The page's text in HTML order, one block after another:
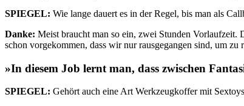
SPIEGEL: Wie lange dauert es in der Regel, bis man als
Danke: Meist braucht man so ein, zwei Stunden Vorlaufzeit.
schon vorgekommen, dass wir nur rausgegangen sind, um zu
»In diesem Job lernt man, dass zwischen
SPIEGEL: Gehört auch eine Art Werkzeugkoffer mit